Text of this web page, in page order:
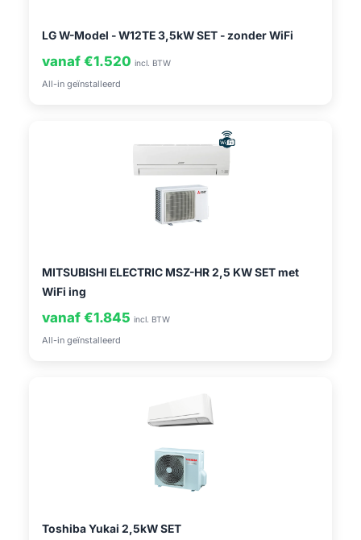
LG W-Model - W12TE 3,5kW SET - zonder WiFi
vanaf €1.520 incl. BTW
All-in geïnstalleerd
MITSUBISHI ELECTRIC MSZ-HR 2,5 KW SET met
WiFi ing
vanaf €1.845 incl. BTW
All-in geïnstalleerd
Toshiba Yukai 2,5kW SET